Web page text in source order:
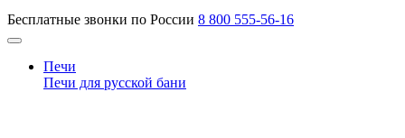
Бесплатные звонки по России 8 800 555-56-16
Печи
Печи для русской бани